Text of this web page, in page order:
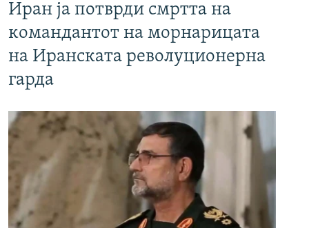
Иран ја потврди смртта на
командантот на морнарицата
на Иранската револуционерна
гарда